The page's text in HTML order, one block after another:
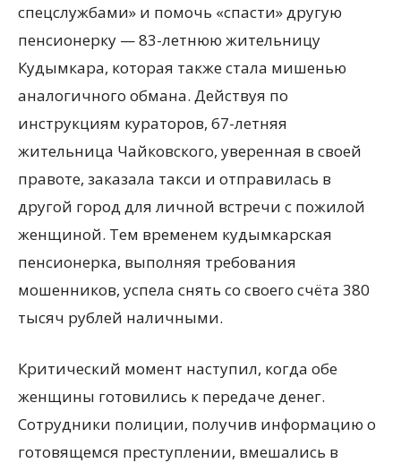
спецслужбами» и помочь «спасти» другую
пенсионерку — 83-летнюю жительницу
Кудымкара, которая также стала мишенью
аналогичного обмана. Действуя по
инструкциям кураторов, 67-летняя
жительница Чайковского, уверенная в своей
правоте, заказала такси и отправилась в
другой город для личной встречи с пожилой
женщиной. Тем временем кудымкарская
пенсионерка, выполняя требования
мошенников, успела снять со своего счёта 380
тысяч рублей наличными.
Критический момент наступил, когда обе
женщины готовились к передаче денег.
Сотрудники полиции, получив информацию о
готовящемся преступлении, вмешались в